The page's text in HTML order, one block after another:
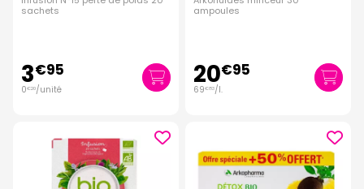
sachets
3€95
0€20/unité
ampoules
20€95
69€83/l.